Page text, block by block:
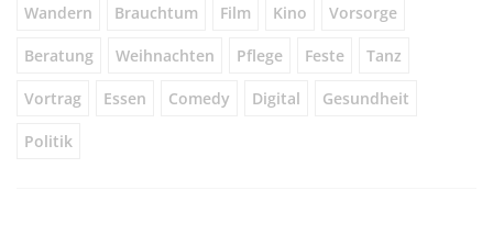
Wandern Brauchtum Film Kino Vorsorge
Beratung Weihnachten Pflege Feste Tanz
Vortrag Essen Comedy Digital Gesundheit
Politik